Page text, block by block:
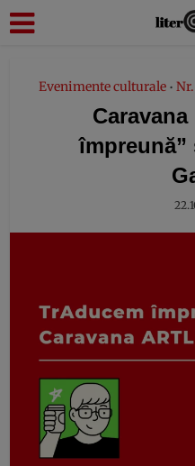
Evenimente culturale •
împreună”